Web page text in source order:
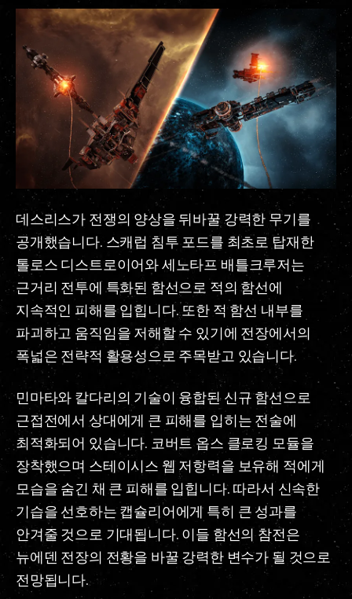
데스리스가 전쟁의 양상을 뒤바꿀 강력한 무기를
공개했습니다. 스캐럽 침투 포드를 최초로 탑재한
톨로스 디스트로이어와 세노타프 배틀크루저는
근거리 전투에 특화된 함선으로 적의 함선에
지속적인 피해를 입힙니다. 또한 적 함선 내부를
파괴하고 움직임을 저해할 수 있기에 전장에서의
폭넓은 전략적 활용성으로 주목받고 있습니다.
민마타와 칼다리의 기술이 융합된 신규 함선으로
근접전에서 상대에게 큰 피해를 입히는 전술에
최적화되어 있습니다. 코버트 옵스 클로킹 모듈을
장착했으며 스테이시스 웹 저항력을 보유해 적에게
모습을 숨긴 채 큰 피해를 입힙니다. 따라서 신속한
기습을 선호하는 캡슐리어에게 특히 큰 성과를
안겨줄 것으로 기대됩니다. 이들 함선의 참전은
뉴에덴 전장의 전황을 바꿀 강력한 변수가 될 것으로
전망됩니다.